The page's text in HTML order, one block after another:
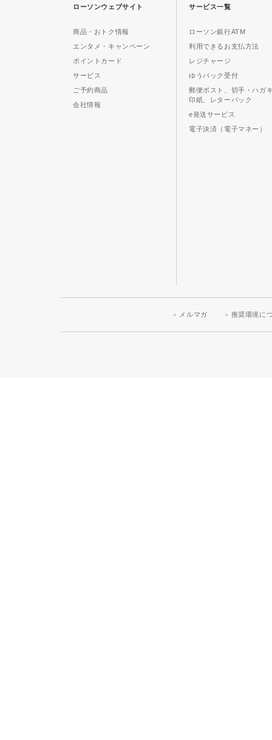
ローソンウェブサイト
商品・おトク情報
エンタメ・キャンペーン
ポイントカード
サービス
ご予約商品
会社情報
サービス一覧
ローソン銀行ATM
利用できるお支払方法
レジチャージ
ゆうパック受付
郵便ポスト、切手・ハガ
印紙、レターパック
e発送サービス
電子決済（電子マネー）
メルマガ 推奨環境に